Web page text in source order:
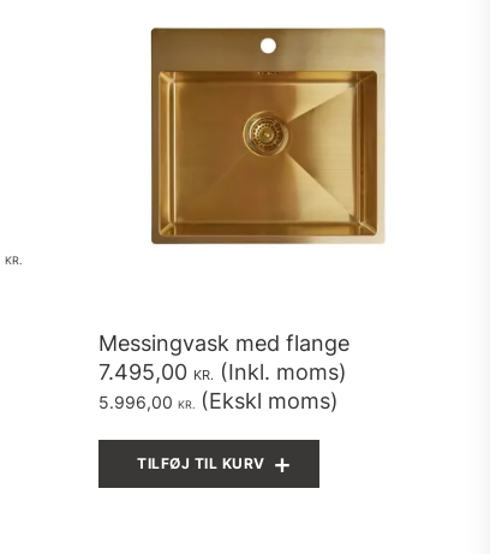
KR.
Messingvask med flange
7.495,00 KR. (Inkl. moms)
5.996,00 KR. (Ekskl moms)
TILFØJ TIL KURV